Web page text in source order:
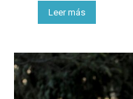
Leer más